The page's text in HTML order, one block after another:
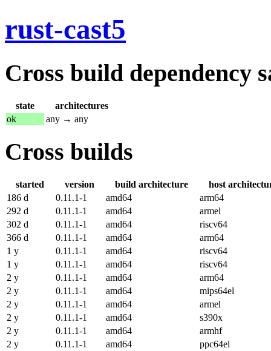
rust-cast5
Cross build dependency
state
architectures
ok
any → any
Cross builds
started version build architecture
host
186 d
0.11.1-1 amd64
arm64
292 d
0.11.1-1 amd64
armel
302 d
0.11.1-1 amd64
riscv64
366 d
0.11.1-1 amd64
arm64
1 y
0.11.1-1 amd64
riscv64
1 y
0.11.1-1 amd64
riscv64
2 y
0.11.1-1 amd64
arm64
2 y
0.11.1-1 amd64
mips64el
2 y
0.11.1-1 amd64
armel
2 y
0.11.1-1 amd64
s390x
2 y
0.11.1-1 amd64
armhf
2 y
0.11.1-1 amd64
ppc64el